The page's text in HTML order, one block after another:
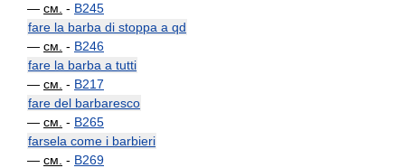
— см. - B245
fare la barba di stoppa a qd
— см. - B246
fare la barba a tutti
— см. - B217
fare del barbaresco
— см. - B265
farsela come i barbieri
— см. - B269